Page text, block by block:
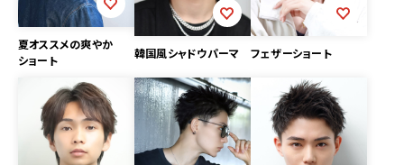
夏オススメの爽やか
ショート
韓国風シャドウパーマ フェザーショート